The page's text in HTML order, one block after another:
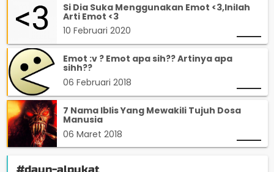
Si Dia Suka Menggunakan Emot <3,Inilah
Arti Emot <3
10 Februari 2020
Emot :v ? Emot apa sih?? Artinya apa
sihh??
06 Februari 2018
7 Nama Iblis Yang Mewakili Tujuh Dosa
Manusia
06 Maret 2018